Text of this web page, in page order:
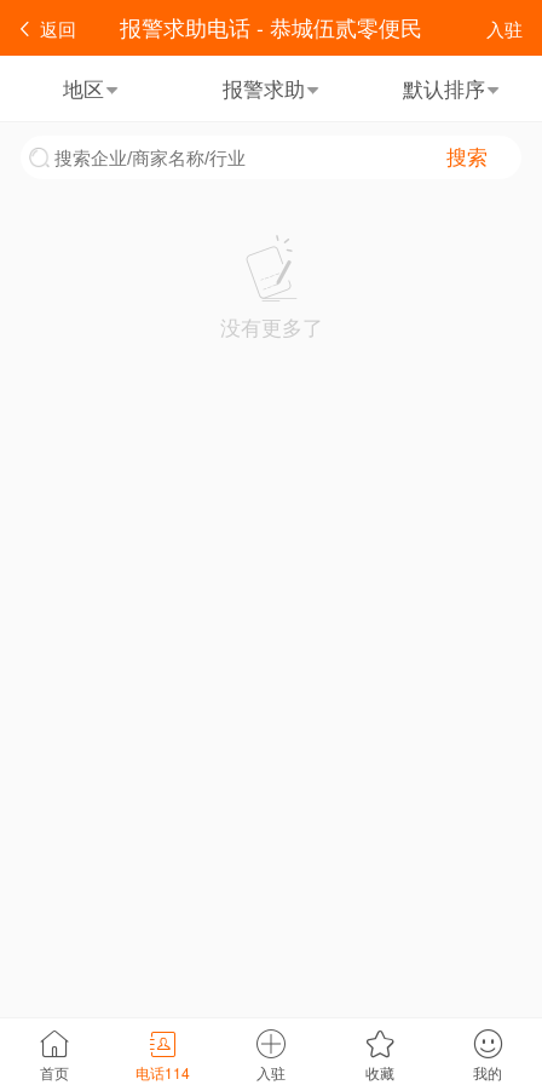
返回 入驻
报警求助电话 - 恭城伍贰零便民
地区 报警求助 默认排序
搜索
没有更多了
首页 电话114 入驻 收藏 我的